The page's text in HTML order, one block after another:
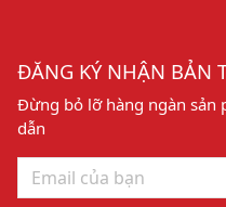
ĐĂNG KÝ NHẬN BẢN
Đừng bỏ lỡ hàng ngàn sản
dẫn